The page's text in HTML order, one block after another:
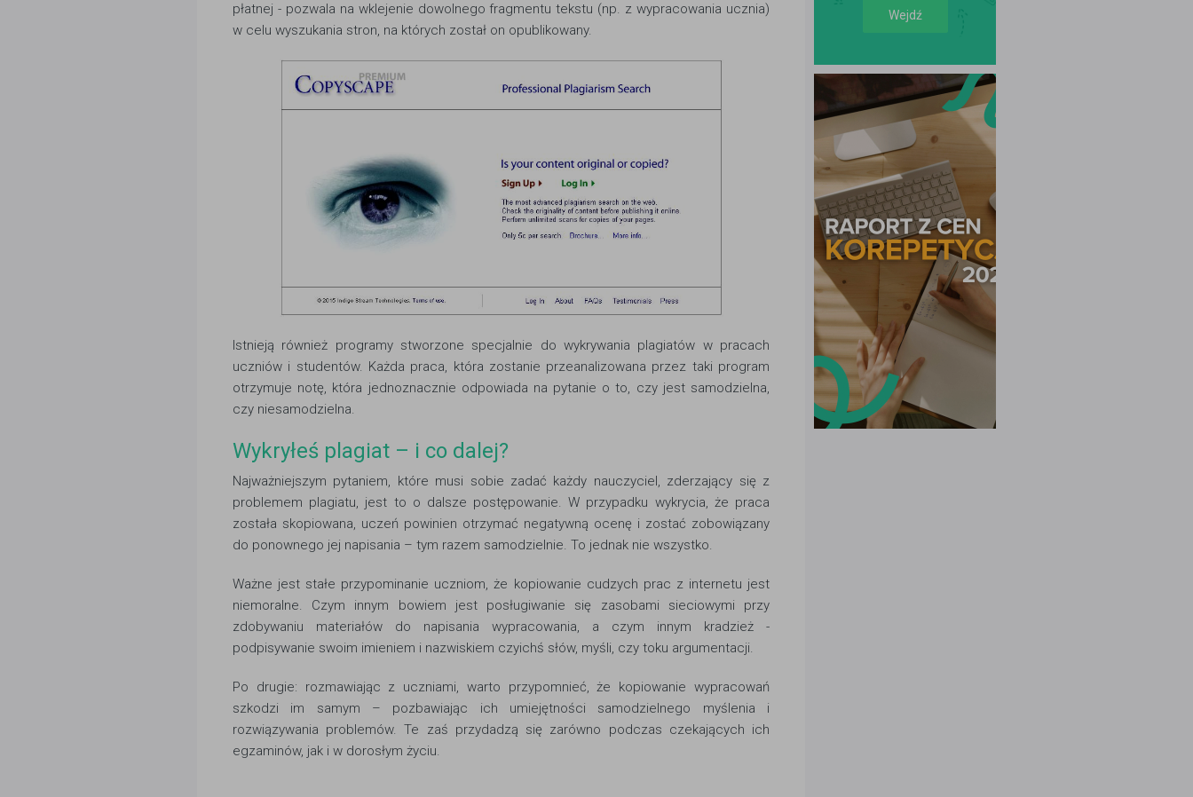
płatnej - pozwala na wklejenie dowolnego fragmentu tekstu (np. z wypracowania ucznia)
w celu wyszukania stron, na których został on opublikowany.
Istnieją również programy stworzone specjalnie do wykrywania plagiatów w pracach
uczniów i studentów. Każda praca, która zostanie przeanalizowana przez taki program
otrzymuje notę, która jednoznacznie odpowiada na pytanie o to, czy jest samodzielna,
czy niesamodzielna.
Wykryłeś plagiat – i co dalej?
Najważniejszym pytaniem, które musi sobie zadać każdy nauczyciel, zderzający się z
problemem plagiatu, jest to o dalsze postępowanie. W przypadku wykrycia, że praca
została skopiowana, uczeń powinien otrzymać negatywną ocenę i zostać zobowiązany
do ponownego jej napisania – tym razem samodzielnie. To jednak nie wszystko.
Ważne jest stałe przypominanie uczniom, że kopiowanie cudzych prac z internetu jest
niemoralne. Czym innym bowiem jest posługiwanie się zasobami sieciowymi przy
zdobywaniu materiałów do napisania wypracowania, a czym innym kradzież -
podpisywanie swoim imieniem i nazwiskiem czyichś słów, myśli, czy toku argumentacji.
Po drugie: rozmawiając z uczniami, warto przypomnieć, że kopiowanie wypracowań
szkodzi im samym – pozbawiając ich umiejętności samodzielnego myślenia i
rozwiązywania problemów. Te zaś przydadzą się zarówno podczas czekających ich
egzaminów, jak i w dorosłym życiu.
Wejdź